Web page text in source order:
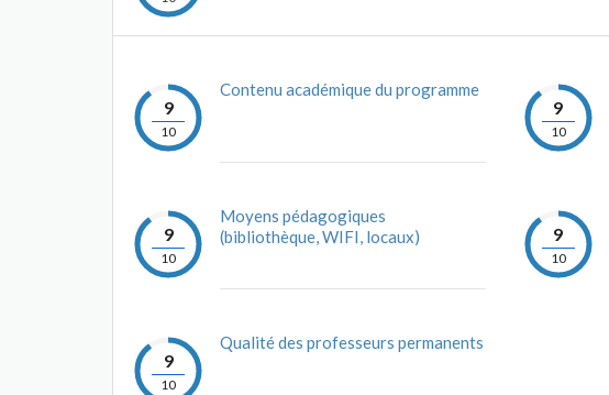
9
10
Contenu académique du programme
9
10
Moyens pédagogiques
(bibliothèque, WIFI, locaux)
9
10
Qualité des professeurs permanents
9
10
9
10